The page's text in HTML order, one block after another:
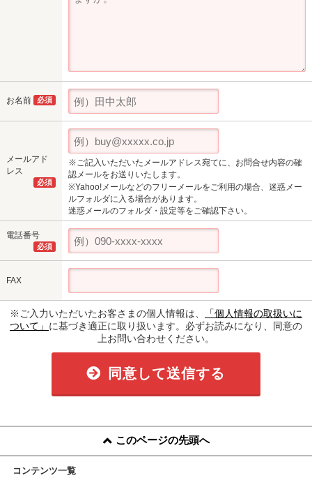
お名前 必須
メールアド
レス
必須
※ご記入いただいたメールアドレス宛てに、お問合せ内容の確
認メールをお送りいたします。
※Yahoo!メールなどのフリーメールをご利用の場合、迷惑メー
ルフォルダに入る場合があります。
迷惑メールのフォルダ・設定等をご確認下さい。
電話番号
必須
FAX
※ご入力いただいたお客さまの個人情報は、
「個人情報の取扱いに
ついて」 に基づき適正に取り扱います。必ずお読みになり、同意の
上お問い合わせください。
同意して送信する
このページの先頭へ
コンテンツ一覧